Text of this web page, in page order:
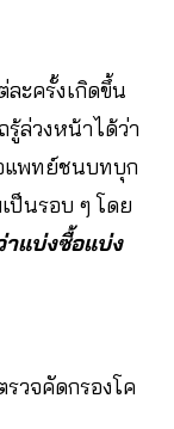
ะครั้งเกิดขึ้น
ล่วงหน้าได้ว่า
แพทย์ชนบทบุก
ป็นรอบ ๆ โดย
าแบ่งซื้อแบ่ง
วจคัดกรองโค